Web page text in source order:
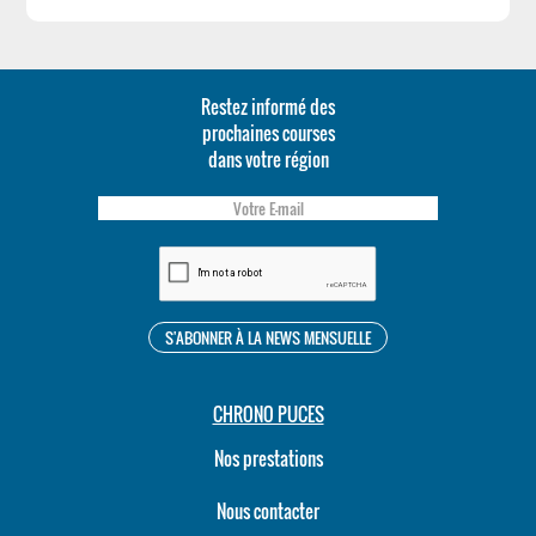
Restez informé des
prochaines courses
dans votre région
CHRONO PUCES
Nos prestations
Nous contacter